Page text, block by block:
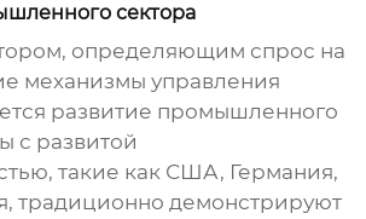
сектора
определяющим спрос на
механизмы управления
развитие промышленного
с развитой
такие как США, Германия,
традиционно демонстрируют